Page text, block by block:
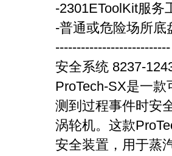
-2301EToolKit服务
-普通或危险场所底
---------------------------
安全系统 8237-
ProTech-SX是一
测到过程事件时安
涡轮机。这款
安全装置，用于蒸